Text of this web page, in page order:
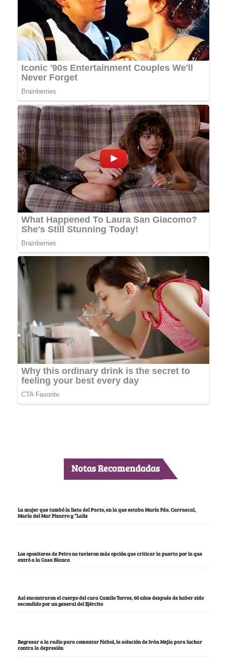
Notas Recomendadas
La mujer que tumbó la lista del Pacto, en la que estaba María Fda. Carrascal,
María del Mar Pizarro y “Lalis
Los opositores de Petro no tuvieron más opción que criticar la puerta por la que
entró a la Casa Blanca
Así encontraron el cuerpo del cura Camilo Torres, 60 años después de haber sido
escondido por un general del Ejército
Regresar a la radio para comentar fútbol, la solución de Iván Mejía para luchar
contra la depresión